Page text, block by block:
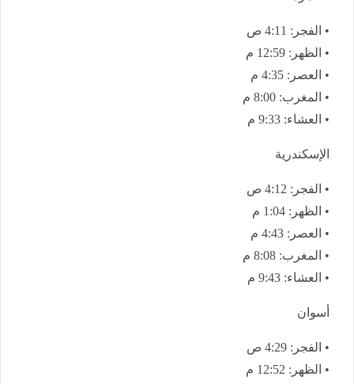
• الفجر: 4:11 ص
• الظهر: 12:59 م
• العصر: 4:35 م
• المغرب: 8:00 م
• العشاء: 9:33 م
الإسكندرية
• الفجر: 4:12 ص
• الظهر: 1:04 م
• العصر: 4:43 م
• المغرب: 8:08 م
• العشاء: 9:43 م
أسوان
• الفجر: 4:29 ص
• الظهر: 12:52 م